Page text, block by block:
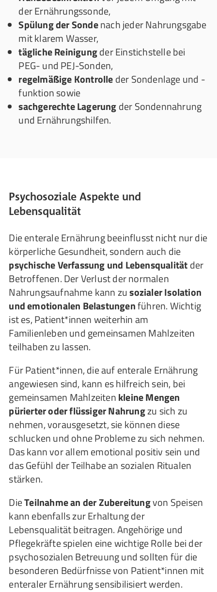
der Ernährungssonde,
Spülung der Sondenach jeder Nahrungsgabe
mit klarem Wasser,
tägliche Reinigungder Einstichstelle bei
PEG- und PEJ-Sonden,
regelmäßige Kontrolleder Sondenlage und -
funktion sowie
sachgerechte Lagerungder Sondennahrung
und Ernährungshilfen.
Psychosoziale Aspekte und
Lebensqualität
Die enterale Ernährung beeinflusst nicht nur die
körperliche Gesundheit, sondern auch die
psychische Verfassung und Lebensqualitätder
Betroffenen. Der Verlust der normalen
Nahrungsaufnahme kann zusozialer Isolation
und emotionalen Belastungenführen. Wichtig
ist es, Patient*innen weiterhin am
Familienleben und gemeinsamen Mahlzeiten
teilhaben zu lassen.
Für Patient*innen, die auf enterale Ernährung
angewiesen sind, kann es hilfreich sein, bei
gemeinsamen Mahlzeitenkleine Mengen
pürierter oder flüssiger Nahrungzu sich zu
nehmen, vorausgesetzt, sie können diese
schlucken und ohne Probleme zu sich nehmen.
Das kann vor allem emotional positiv sein und
das Gefühl der Teilhabe an sozialen Ritualen
stärken.
DieTeilnahme an der Zubereitungvon Speisen
kann ebenfalls zur Erhaltung der
Lebensqualität beitragen. Angehörige und
Pflegekräfte spielen eine wichtige Rolle bei der
psychosozialen Betreuung und sollten für die
besonderen Bedürfnisse von Patient*innen mit
enteraler Ernährung sensibilisiert werden.